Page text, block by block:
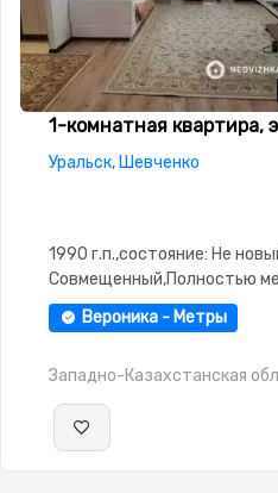
1-комнатная квартира,
Уральск, Шевченко
1990 г.п.,состояние: Не
Совмещенный,Полностью
3.0,паркинг:
студия,Счётчики,Тихий
Вероника - Метры
Западно-Казахстанская